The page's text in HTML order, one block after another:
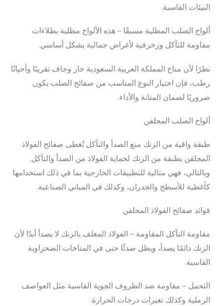
البيئات القاسية.
ألواح الصلب المطلية مسبقًا – هذه الألواح مطلية بطلاءات
مقاومة للتآكل وزخرفية لأغراض جمالية بشكل أساسي.
نظرًا لأن مناخ المملكة العربية السعودية حار وجاف تقريبًا وأحيانًا
رطب، فإن اختيار النوع المناسب من صفائح الصلب يكون
ضروريًا لضمان المتانة والأداء.
ألواح الصلب المجلفن
طبقة واقية من الزنك منع الصدأ والتآكل تُغطى صفائح الفولاذ
المجلفن بطبقة من الزنك لحماية الفولاذ من الصدأ والتآكل.
وبالتالي، فهي مثالية للتطبيقات الخارجية بما في ذلك استخدامها
كأغطية للأسطح والجدران، وكذلك في المباني الصناعية.
فوائد صفائح الفولاذ المجلفن
مقاومة التآكل المقاومة – الفولاذ المغلف بالزنك لا يصدأ أبدًا لأن
الزنك دائمًا يصدأ، ويظل صدئًا حتى في المناخات الصحراوية
القاسية.
التحمل – مقاومة ضد الظروف الجوية القاسية مثل العواصف
الرملية وكذلك تغيرات درجات الحرارة.